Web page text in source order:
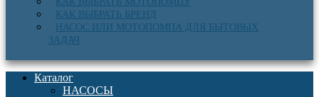
КАК ВЫБРАТЬ БРЕНД
НАСОС ИЛИ МОТОПОМПА ДЛЯ БЫТОВЫХ
ЗАДАЧ
Каталог
НАСОСЫ